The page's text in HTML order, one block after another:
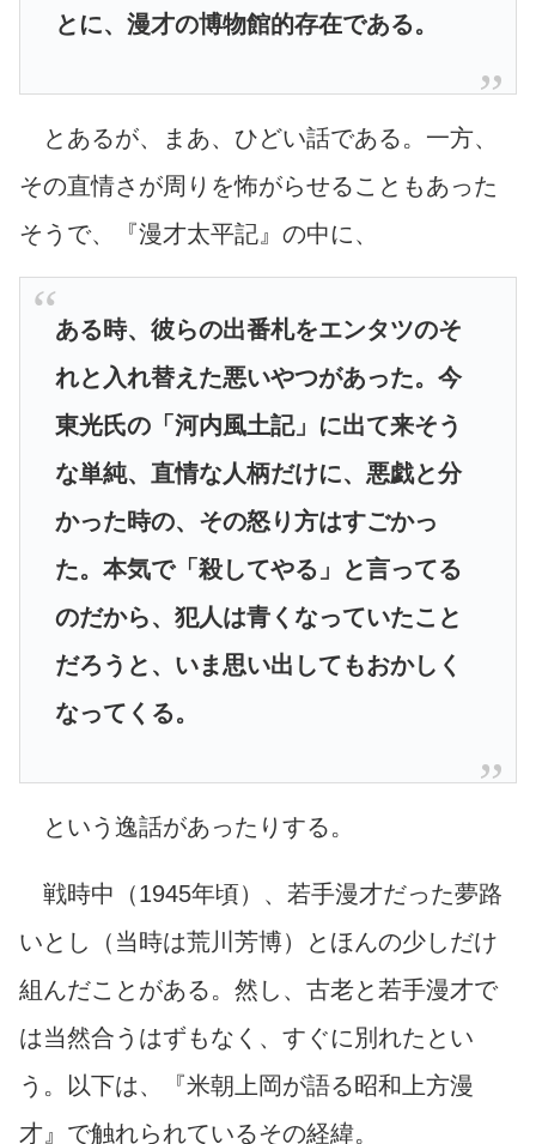
とに、漫才の博物館的存在である。
とあるが、まあ、ひどい話である。一方、
その直情さが周りを怖がらせることもあった
そうで、『漫才太平記』の中に、
ある時、彼らの出番札をエンタツのそ
れと入れ替えた悪いやつがあった。今
東光氏の「河内風土記」に出て来そう
な単純、直情な人柄だけに、悪戯と分
かった時の、その怒り方はすごかっ
た。本気で「殺してやる」と言ってる
のだから、犯人は青くなっていたこと
だろうと、いま思い出してもおかしく
なってくる。
という逸話があったりする。
戦時中（1945年頃）、若手漫才だった夢路
いとし（当時は荒川芳博）とほんの少しだけ
組んだことがある。然し、古老と若手漫才で
は当然合うはずもなく、すぐに別れたとい
う。以下は、『米朝上岡が語る昭和上方漫
才』で触れられているその経緯。